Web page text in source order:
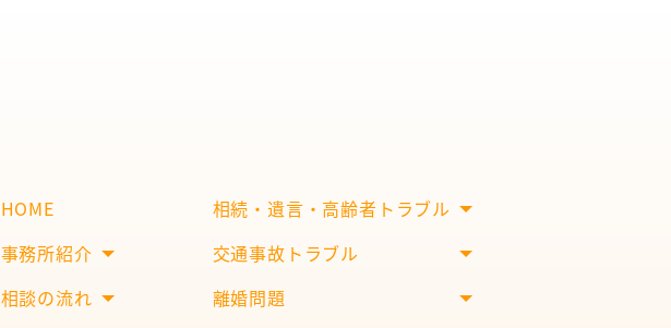
HOME
事務所紹介
相談の流れ
相続・遺言・高齢者トラブル
交通事故トラブル
離婚問題